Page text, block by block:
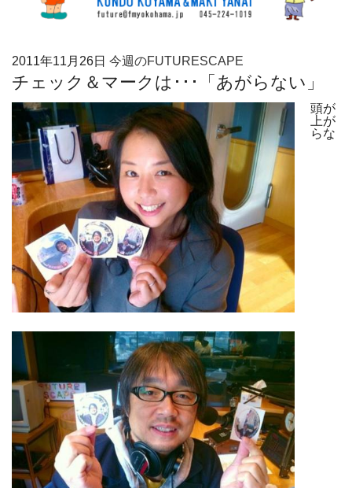
2011年11月26日 今週のFUTURESCAPE
チェック＆マークは･･･「あがらない」
頭が
上が
らな